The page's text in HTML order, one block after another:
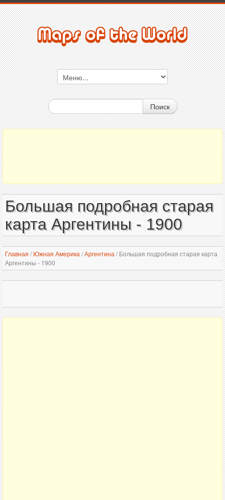
Поиск
Большая подробная старая
карта Аргентины - 1900
Главная / Южная Америка /Аргентина /Большая подробная старая карта
Аргентины - 1900